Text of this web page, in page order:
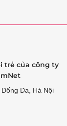
trẻ của công ty
Đống Đa, Hà Nội